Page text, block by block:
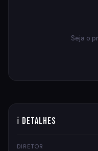
Seja o
ℹ Detalhes
DIRETOR